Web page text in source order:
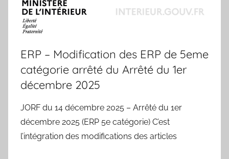
ERP – Modification des ERP de 5eme
catégorie arrêté du Arrêté du 1er
décembre 2025
JORF du 14 décembre 2025 – Arrêté du 1er
décembre 2025 (ERP 5e catégorie) C’est
l’intégration des modifications des articles